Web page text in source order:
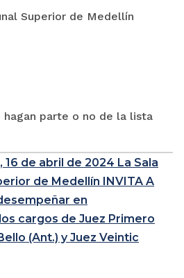
Superior de Medellín
hagan parte o no de la lista
16 de abril de 2024 La Sala
de Medellín INVITA A
en
cargos de Juez Primero
(Ant.) y Juez Veintic